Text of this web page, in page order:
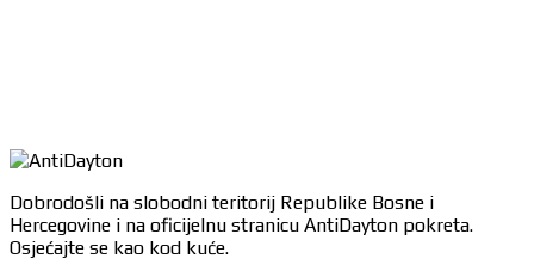
Dobrodošli na slobodni teritorij Republike Bosne i
Hercegovine i na oficijelnu stranicu AntiDayton pokreta.
Osjećajte se kao kod kuće.